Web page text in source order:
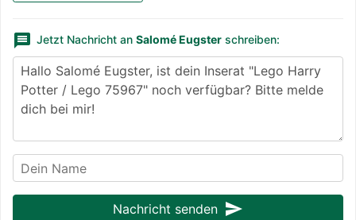
message Jetzt Nachricht an Salomé Eugster schreiben:
Nachricht senden send